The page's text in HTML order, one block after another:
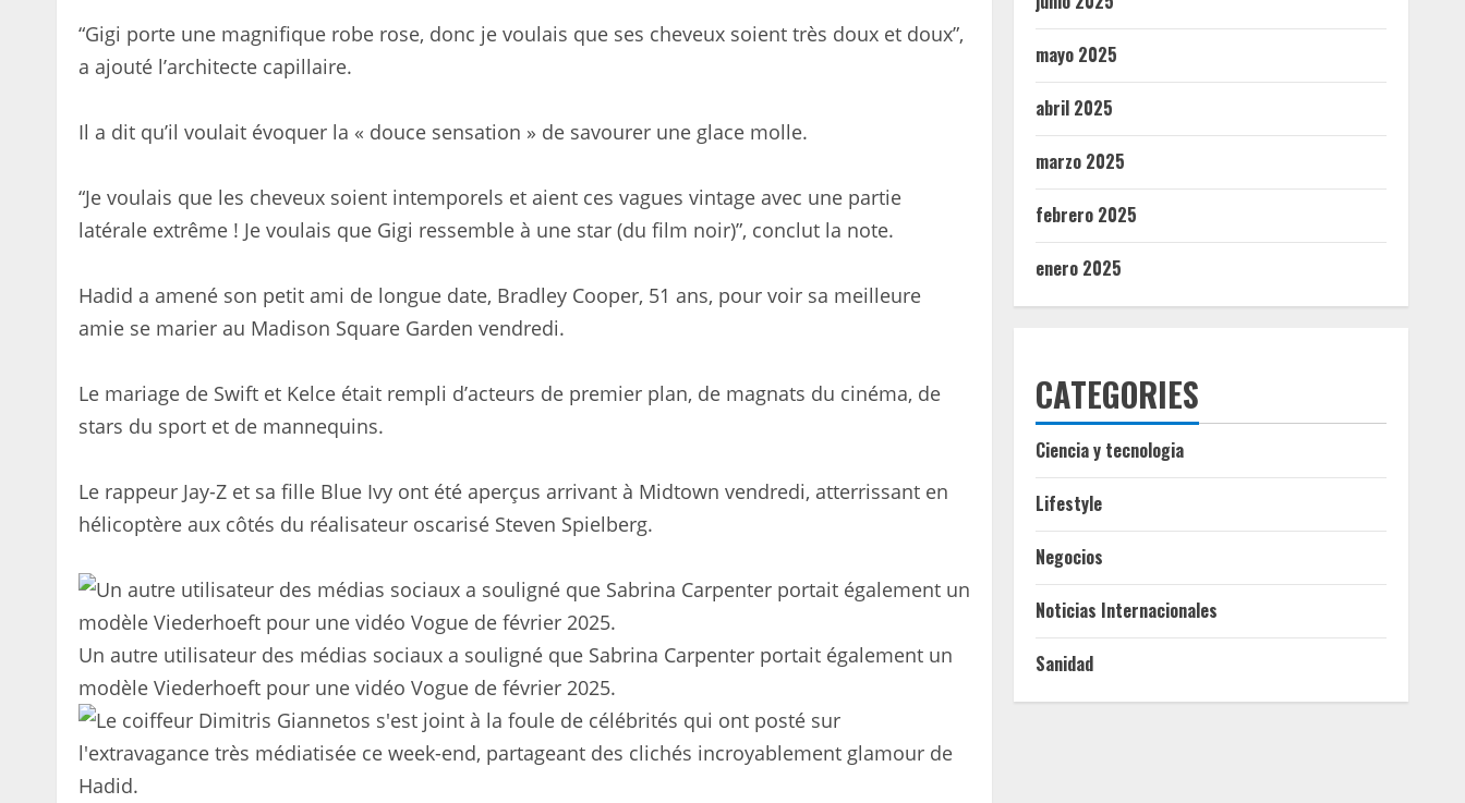
“Gigi porte une magnifique robe rose, donc je voulais que ses cheveux soient très doux et doux”,
a ajouté l’architecte capillaire.
Il a dit qu’il voulait évoquer la « douce sensation » de savourer une glace molle.
“Je voulais que les cheveux soient intemporels et aient ces vagues vintage avec une partie
latérale extrême ! Je voulais que Gigi ressemble à une star (du film noir)”, conclut la note.
Hadid a amené son petit ami de longue date, Bradley Cooper, 51 ans, pour voir sa meilleure
amie se marier au Madison Square Garden vendredi.
Le mariage de Swift et Kelce était rempli d’acteurs de premier plan, de magnats du cinéma, de
stars du sport et de mannequins.
Le rappeur Jay-Z et sa fille Blue Ivy ont été aperçus arrivant à Midtown vendredi, atterrissant en
hélicoptère aux côtés du réalisateur oscarisé Steven Spielberg.
Un autre utilisateur des médias sociaux a souligné que Sabrina Carpenter portait également un
modèle Viederhoeft pour une vidéo Vogue de février 2025.
mayo 2025
abril 2025
marzo 2025
febrero 2025
enero 2025
CATEGORIES
Ciencia y tecnologia
Lifestyle
Negocios
Noticias Internacionales
Sanidad